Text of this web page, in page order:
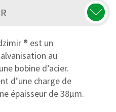
® est un
au
bobine d’acier.
d’une charge de
épaisseur de 38μm.